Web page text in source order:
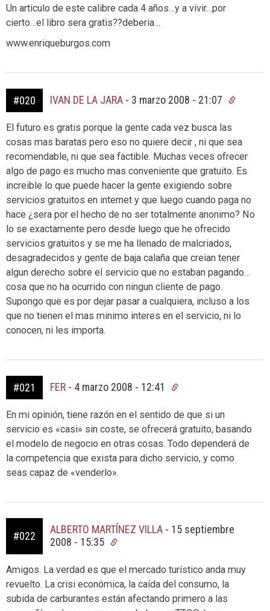
Un articulo de este calibre cada 4 años…y a vivir…por
cierto…el libro sera gratis??deberia…
www.enriqueburgos.com
#020 IVAN DE LA JARA - 3 marzo 2008 - 21:07
El futuro es gratis porque la gente cada vez busca las
cosas mas baratas pero eso no quiere decir , ni que sea
recomendable, ni que sea factible. Muchas veces ofrecer
algo de pago es mucho mas conveniente que gratuito. Es
increible lo que puede hacer la gente exigiendo sobre
servicios gratuitos en internet y que luego cuando paga no
hace ¿sera por el hecho de no ser totalmente anonimo? No
lo se exactamente pero desde luego que he ofrecido
servicios gratuitos y se me ha llenado de malcriados,
desagradecidos y gente de baja calaña que creian tener
algun derecho sobre el servicio que no estaban pagando…
cosa que no ha ocurrido con ningun cliente de pago.
Supongo que es por dejar pasar a cualquiera, incluso a los
que no tienen el mas minimo interes en el servicio, ni lo
conocen, ni les importa.
#021 FER - 4 marzo 2008 - 12:41
En mi opinión, tiene razón en el sentido de que si un
servicio es «casi» sin coste, se ofrecerá gratuito, basando
el modelo de negocio en otras cosas. Todo dependerá de
la competencia que exista para dicho servicio, y como
seas capaz de «venderlo».
#022
ALBERTO MARTÍNEZ VILLA - 15 septiembre
2008 - 15:35
Amigos. La verdad es que el mercado turístico anda muy
revuelto. La crisi económica, la caída del consumo, la
subida de carburantes están afectando primero a las